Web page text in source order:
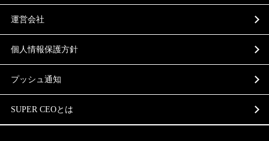
運営会社
個人情報保護方針
プッシュ通知
SUPER CEOとは